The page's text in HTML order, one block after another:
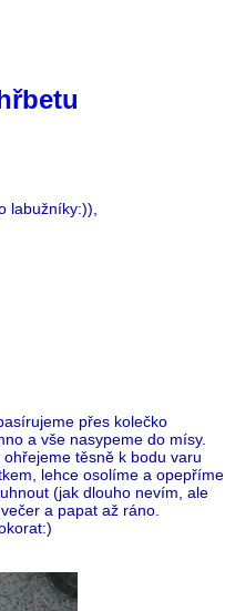
labužníky:)),
přes kolečko
a vše nasypeme do mísy.
těsně k bodu varu
lehce osolíme a opepříme
(jak dlouho nevím, ale
a papat až ráno.